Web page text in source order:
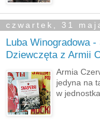
czwartek, 31
Luba Winogradowa -
Dziewczęta z Armii
Armia
jedyna na
w